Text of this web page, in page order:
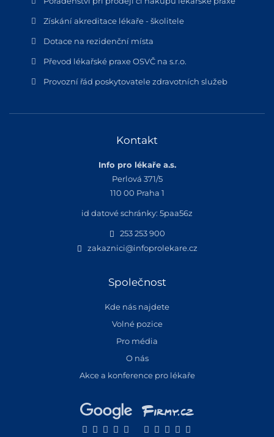
Získání akreditace lékaře - školitele
Dotace na rezidenční místa
Převod lékařské praxe OSVČ na s.r.o.
Provozní řád poskytovatele zdravotních služeb
Kontakt
Info pro lékaře a.s.
Perlová 371/5
110 00 Praha 1
id datové schránky: 5paa56z
253 253 900
zakaznici@infoprolekare.cz
Společnost
Kde nás najdete
Volné pozice
Pro média
O nás
Akce a konference pro lékaře